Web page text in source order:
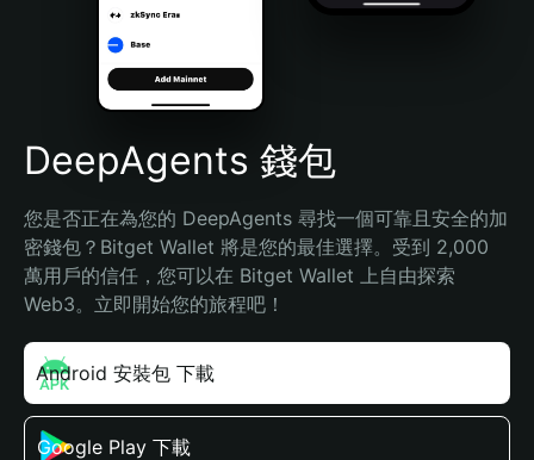
Português (Brasil)
Español (Argentina)
DeepAgents 錢包
您是否正在為您的 DeepAgents 尋找一個可靠且安全的加
密錢包？Bitget Wallet 將是您的最佳選擇。受到 2,000
萬用戶的信任，您可以在 Bitget Wallet 上自由探索
Web3。立即開始您的旅程吧！
Android 安裝包 下載
Google Play 下載